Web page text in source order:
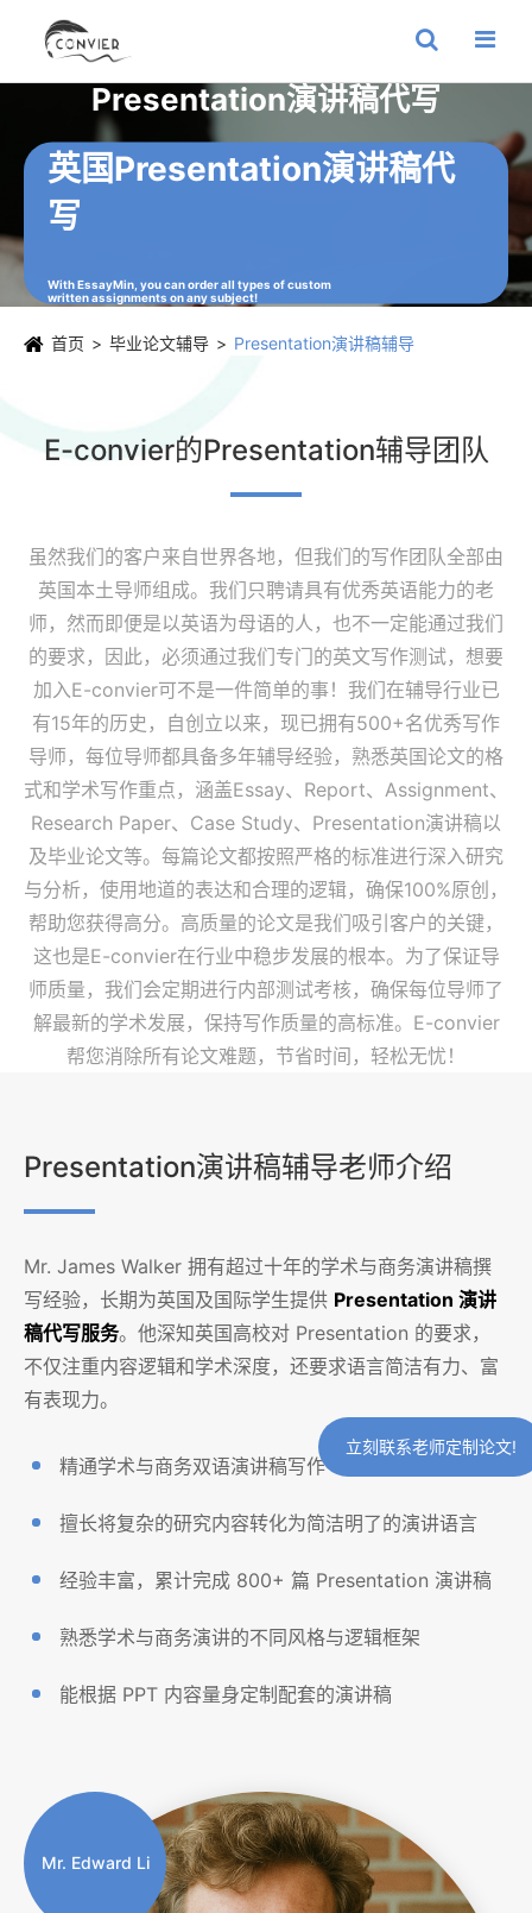
Presentation演讲稿代写
英国Presentation演讲稿代
写
With EssayMin, you can order all types of custom
written assignments on any subject!
首页 毕业论文辅导 Presentation演讲稿辅导
E-convier的Presentation辅导团队
虽然我们的客户来自世界各地，但我们的写作团队全部由
英国本土导师组成。我们只聘请具有优秀英语能力的老
师，然而即便是以英语为母语的人，也不一定能通过我们
的要求，因此，必须通过我们专门的英文写作测试，想要
加入E-convier可不是一件简单的事！我们在辅导行业已
有15年的历史，自创立以来，现已拥有500+名优秀写作
导师，每位导师都具备多年辅导经验，熟悉英国论文的格
式和学术写作重点，涵盖Essay、Report、Assignment、
Research Paper、Case Study、Presentation演讲稿以
及毕业论文等。每篇论文都按照严格的标准进行深入研究
与分析，使用地道的表达和合理的逻辑，确保100%原创，
帮助您获得高分。高质量的论文是我们吸引客户的关键，
这也是E-convier在行业中稳步发展的根本。为了保证导
师质量，我们会定期进行内部测试考核，确保每位导师了
解最新的学术发展，保持写作质量的高标准。E-convier
帮您消除所有论文难题，节省时间，轻松无忧！
Presentation演讲稿辅导老师介绍
Mr. James Walker 拥有超过十年的学术与商务演讲稿撰
写经验，长期为英国及国际学生提供 Presentation 演讲
稿代写服务。他深知英国高校对 Presentation 的要求，
不仅注重内容逻辑和学术深度，还要求语言简洁有力、富
有表现力。
精通学术与商务双语演讲稿写作
擅长将复杂的研究内容转化为简洁明了的演讲语言
经验丰富，累计完成 800+ 篇 Presentation 演讲稿
熟悉学术与商务演讲的不同风格与逻辑框架
能根据 PPT 内容量身定制配套的演讲稿
Mr. Edward Li
立刻联系老师定制论文!